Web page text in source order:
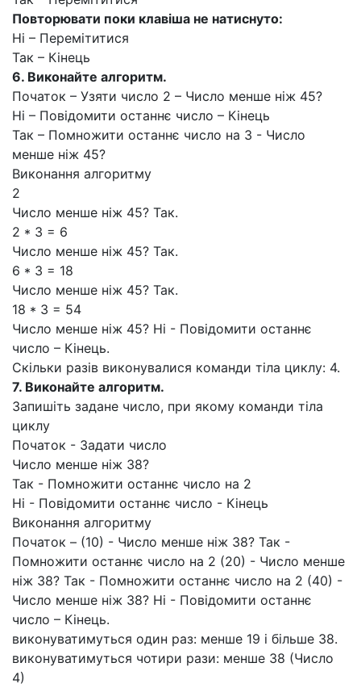
Повторювати поки клавіша не натиснуто:
Ні – Перемітитися
Так – Кінець
6. Виконайте алгоритм.
Початок – Узяти число 2 – Число менше ніж 45?
Ні – Повідомити останнє число – Кінець
Так – Помножити останнє число на 3 - Число
менше ніж 45?
Виконання алгоритму
2
Число менше ніж 45? Так.
2 * 3 = 6
Число менше ніж 45? Так.
6 * 3 = 18
Число менше ніж 45? Так.
18 * 3 = 54
Число менше ніж 45? Ні - Повідомити останнє
число – Кінець.
Скільки разів виконувалися команди тіла циклу: 4.
7. Виконайте алгоритм.
Запишіть задане число, при якому команди тіла
циклу
Початок - Задати число
Число менше ніж 38?
Так - Помножити останнє число на 2
Ні - Повідомити останнє число - Кінець
Виконання алгоритму
Початок – (10) - Число менше ніж 38? Так -
Помножити останнє число на 2 (20) - Число менше
ніж 38? Так - Помножити останнє число на 2 (40) -
Число менше ніж 38? Ні - Повідомити останнє
число – Кінець.
виконуватимуться один раз: менше 19 і більше 38.
виконуватимуться чотири рази: менше 38 (Число
4)